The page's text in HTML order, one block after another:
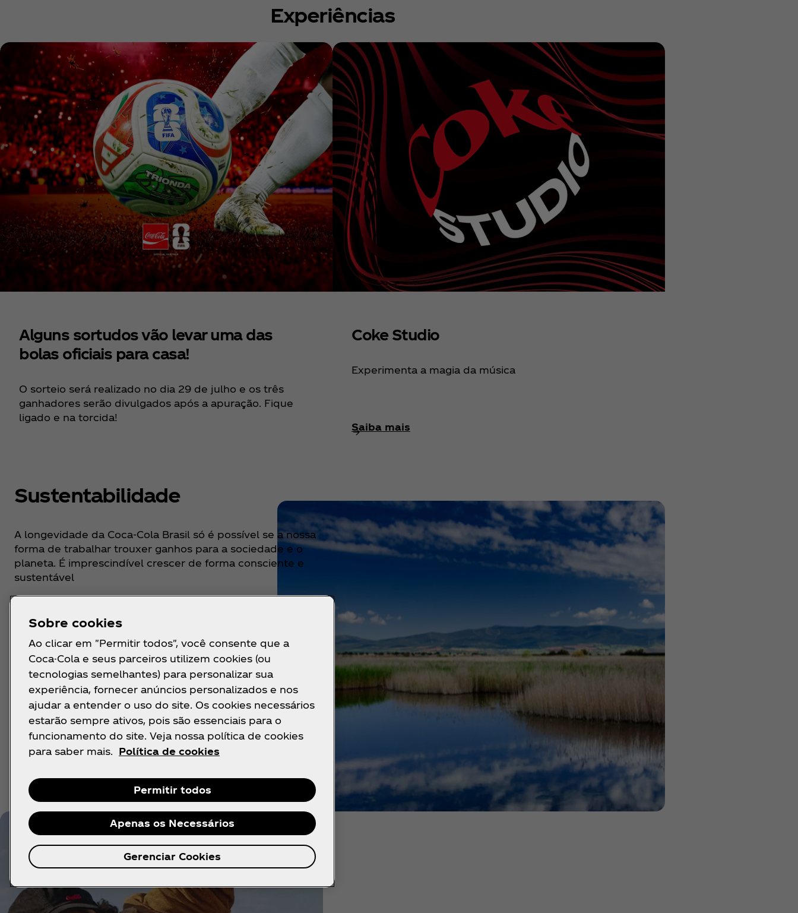
Experiências
Alguns sortudos vão levar uma das
bolas oficiais para casa!
O sorteio será realizado no dia 29 de julho e os três
ganhadores serão divulgados após a apuração. Fique
ligado e na torcida!
Coke Studio
Experimenta a magia da música
Saiba mais
Sustentabilidade
A longevidade da Coca‑Cola Brasil só é possível se a nossa
forma de trabalhar trouxer ganhos para a sociedade e o
planeta. É imprescindível crescer de forma consciente e
sustentável
Entenda melhor
Sobre cookies
Ao clicar em "Permitir todos", você consente que a
Coca-Cola e seus parceiros utilizem cookies (ou
tecnologias semelhantes) para personalizar sua
experiência, fornecer anúncios personalizados e nos
ajudar a entender o uso do site. Os cookies necessários
estarão sempre ativos, pois são essenciais para o
funcionamento do site. Veja nossa política de cookies
para saber mais.
Política de cookies
Permitir todos
Apenas os Necessários
Gerenciar Cookies